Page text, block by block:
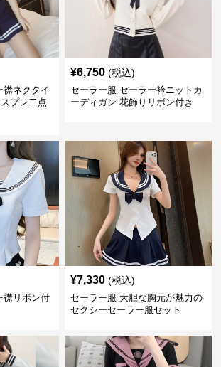
襟ネクタイ
プレ二点
¥6,750 (税込)
セーラー服 セーラー衿ニットカ
ーディガン 花飾りリボン付き
襟リボン付
¥7,330 (税込)
セーラー服 大胆な胸元が魅力の
セクシーセーラー服セット